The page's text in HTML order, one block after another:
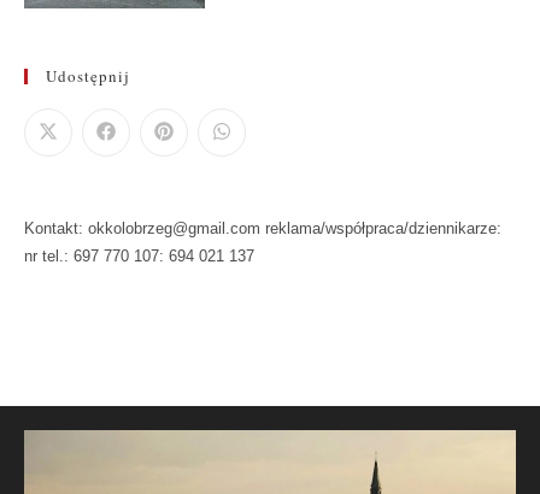
Udostępnij
Kontakt: okkolobrzeg@gmail.com reklama/współpraca/dziennikarze:
nr tel.: 697 770 107: 694 021 137